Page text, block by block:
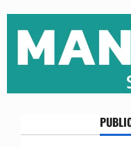
content